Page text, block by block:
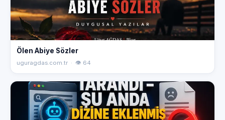
Ölen Abiye Sözler
uguragdas.com.tr · 👁 64